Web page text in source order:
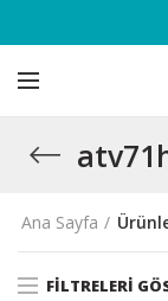
Ana Sayfa
FILTRELERI